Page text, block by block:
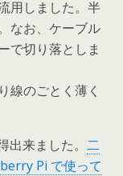
用しました。半
なお、ケーブル
で切り落としま
線のごとく薄く
来ました。 二
Pi で使って